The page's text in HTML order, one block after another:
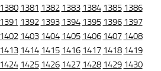
1380 1381 1382 1383 1384 1385 1386
1391 1392 1393 1394 1395 1396 1397
1402 1403 1404 1405 1406 1407 1408
1413 1414 1415 1416 1417 1418 1419
1424 1425 1426 1427 1428 1429 1430